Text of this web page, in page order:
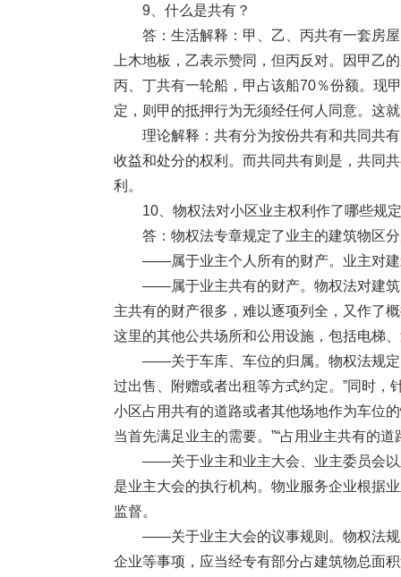
9、什么是共有？
答：生活解释：甲、乙、丙共有一套房屋
上木地板，乙表示赞同，但丙反对。因甲乙
丙、丁共有一轮船，甲占该船70％份额。现
定，则甲的抵押行为无须经任何人同意。这
理论解释：共有分为按份共有和共同共有
收益和处分的权利。而共同共有则是，共同
利。
10、物权法对小区业主权利作了哪些规
答：物权法专章规定了业主的建筑物区分
——属于业主个人所有的财产。业主对建
——属于业主共有的财产。物权法对建筑
主共有的财产很多，难以逐项列全，又作了
这里的其他公共场所和公用设施，包括电梯
——关于车库、车位的归属。物权法规定
过出售、附赠或者出租等方式约定。”同时
小区占用共有的道路或者其他场地作为车位
当首先满足业主的需要。”“占用业主共有的
——关于业主和业主大会、业主委员会以
是业主大会的执行机构。物业服务企业根据
监督。
——关于业主大会的议事规则。物权法规
企业等事项，应当经专有部分占建筑物总面